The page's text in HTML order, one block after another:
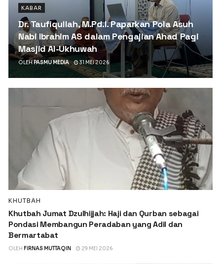
KABAR
Dr. Taufiqullah, M.Pd.I. Paparkan Pola Asuh
Nabi Ibrahim AS dalam Pengajian Ahad Pagi
Masjid Al-Ukhuwah
OLEHPASMU MEDIA 31 MEI 2026
KHUTBAH
Khutbah Jumat Dzulhijjah: Haji dan Qurban sebagai
Pondasi Membangun Peradaban yang Adil dan
Bermartabat
OLEH FIRNAS MUTTAQIN 29 MEI 2026